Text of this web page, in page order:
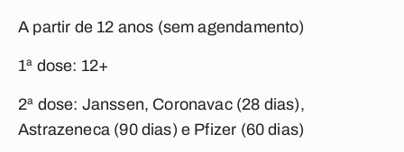
A partir de 12 anos (sem agendamento)
1ª dose: 12+
2ª dose: Janssen, Coronavac (28 dias),
Astrazeneca (90 dias) e Pfizer (60 dias)